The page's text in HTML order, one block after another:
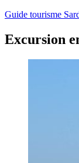
Guide tourisme
Excursion